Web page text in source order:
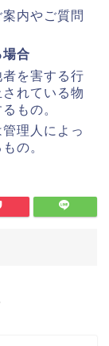
内やご質問
場合
を害する行
れている物
もの。
理人によっ
の。